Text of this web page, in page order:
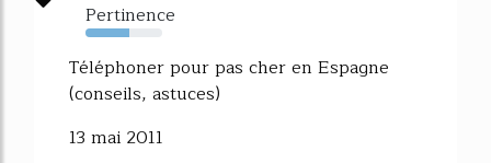
Pertinence
57%
Téléphoner pour pas cher en Espagne
(conseils, astuces)
13 mai 2011